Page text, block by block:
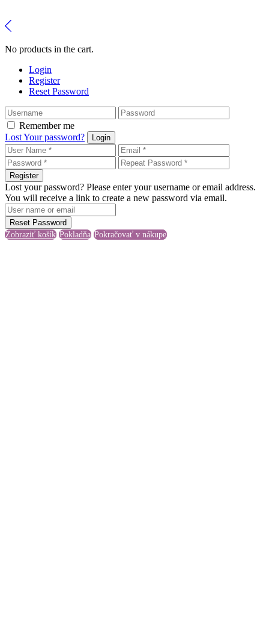
No products in the cart.
Login
Register
Reset Password
Remember me
Lost Your password?
Login
Register
Lost your password? Please enter your username or email address.
You will receive a link to create a new password via email.
Reset Password
Zobraziť košík Pokladňa Pokračovať v nákupe